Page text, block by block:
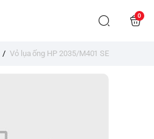
0
/ Vỏ lụa ống HP 2035/M401 SE